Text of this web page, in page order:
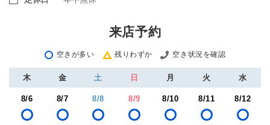
来店予約
空きが多い 残りわずか 空き状況を確認
木 金 土 日 月 火 水
8/6 8/7 8/8 8/9 8/10 8/11 8/12